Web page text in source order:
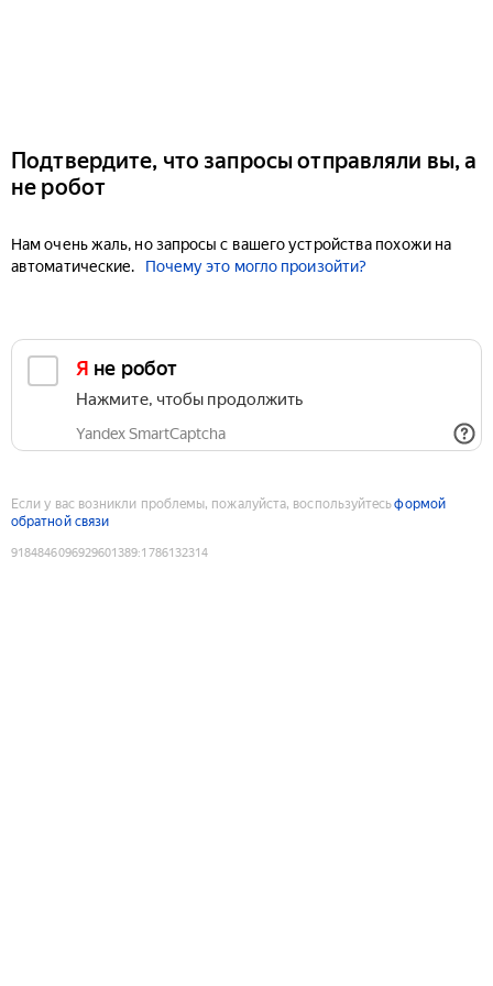
Подтвердите, что запросы отправляли вы, а
не робот
Нам очень жаль, но запросы с вашего устройства похожи на
автоматические.
Почему это могло произойти?
Я не робот
Нажмите, чтобы продолжить
Yandex SmartCaptcha
Если у вас возникли проблемы, пожалуйста, воспользуйтесьформой
обратной связи
9184846096929601389:1786132314